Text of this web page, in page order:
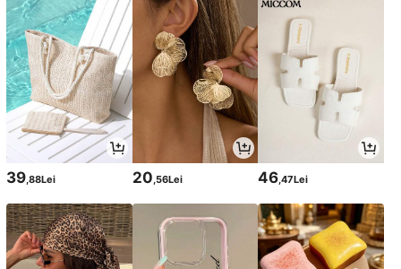
39,88Lei 20,56Lei 46,47Lei